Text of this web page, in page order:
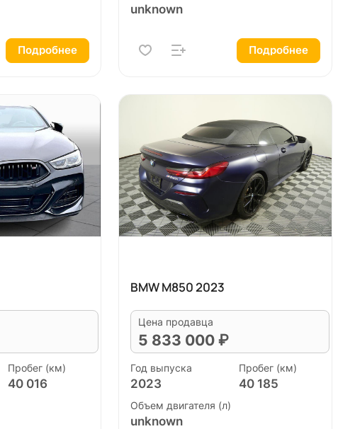
Подробнее
unknown
Подробнее
Пробег (км)
40 016
BMW M850 2023
Цена продавца
5 833 000 ₽
Год выпуска
2023
Пробег (км)
40 185
Объем двигателя (л)
unknown